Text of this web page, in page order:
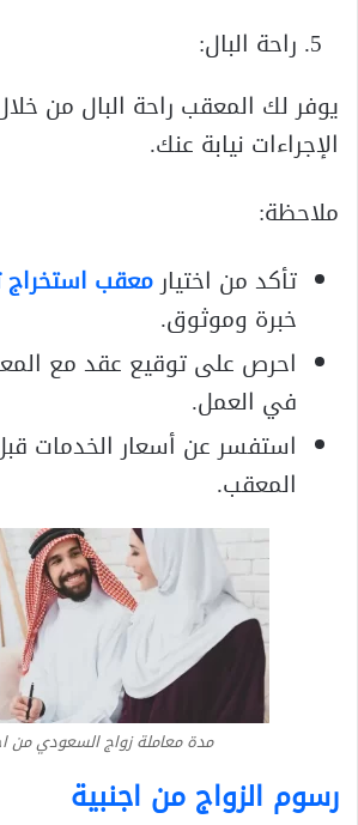
راحة البال:
يوفر لك المعقب راحة البال من
الإجراءات نيابة عنك.
ملاحظة:
تأكد من اختيارمعقب استخراج
خبرة وموثوق.
احرص على توقيع عقد مع
في العمل.
استفسر عن أسعار الخدمات
المعقب.
مدة معاملة زواج السعودي من
رسوم الزواج من اجنبية